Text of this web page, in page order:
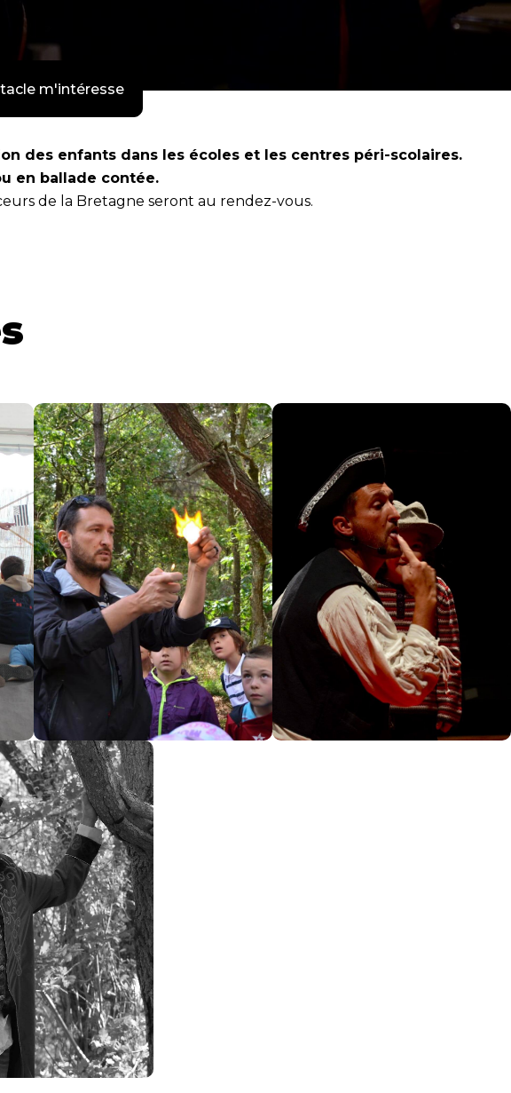
m'intéresse
des enfants dans les écoles et les centres péri-scolaires.
en ballade contée.
de la Bretagne seront au rendez-vous.